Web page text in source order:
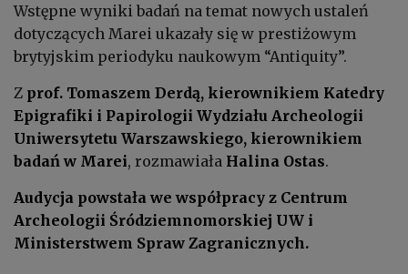
Wstępne wyniki badań na temat nowych ustaleń
dotyczących Marei ukazały się w prestiżowym
brytyjskim periodyku naukowym “Antiquity”.
Z prof. Tomaszem Derdą, kierownikiem Katedry
Epigrafiki i Papirologii Wydziału Archeologii
Uniwersytetu Warszawskiego, kierownikiem
badań w Marei, rozmawiała Halina Ostas.
Audycja powstała we współpracy z Centrum
Archeologii Śródziemnomorskiej UW i
Ministerstwem Spraw Zagranicznych.